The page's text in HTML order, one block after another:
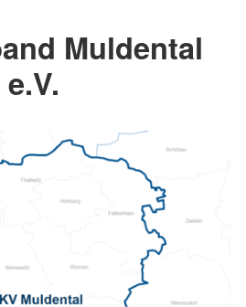
Muldental
e.V.